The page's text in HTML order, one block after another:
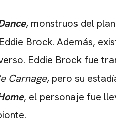
, monstruos del
Brock. Además,
Eddie Brock fue
Carnage, pero su
, el personaje fue